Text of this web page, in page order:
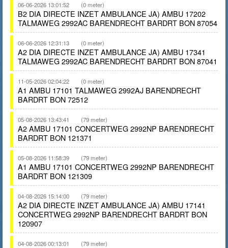
06-06-2026 13:01:52 (0 meter)
B2 DIA DIRECTE INZET AMBULANCE JA) AMBU 17202
TALMAWEG 2992AC BARENDRECHT BARDRT BON 87054
06-06-2026 12:31:13 (0 meter)
A2 DIA DIRECTE INZET AMBULANCE JA) AMBU 17341
TALMAWEG 2992AC BARENDRECHT BARDRT BON 87041
11-05-2026 02:04:22 (0 meter)
A1 AMBU 17101 TALMAWEG 2992AJ BARENDRECHT
BARDRT BON 72512
05-08-2026 13:43:41 (79 meter)
A2 AMBU 17101 CONCERTWEG 2992NP BARENDRECHT
BARDRT BON 121371
05-08-2026 11:58:39 (79 meter)
A1 AMBU 17101 CONCERTWEG 2992NP BARENDRECHT
BARDRT BON 121309
04-08-2026 15:14:00 (79 meter)
A2 DIA DIRECTE INZET AMBULANCE JA) AMBU 17141
CONCERTWEG 2992NP BARENDRECHT BARDRT BON
120907
04-08-2026 00:13:01 (79 meter)